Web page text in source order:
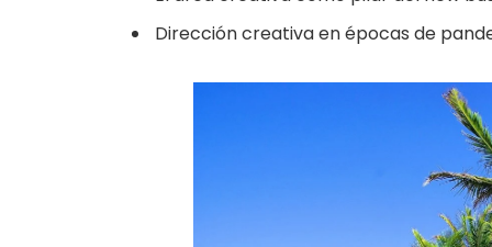
Dirección creativa en épocas de